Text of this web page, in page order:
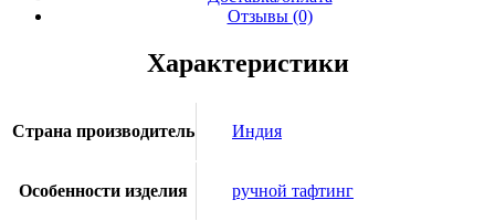
Отзывы (0)
Характеристики
Страна производитель Индия
Особенности изделия ручной тафтинг